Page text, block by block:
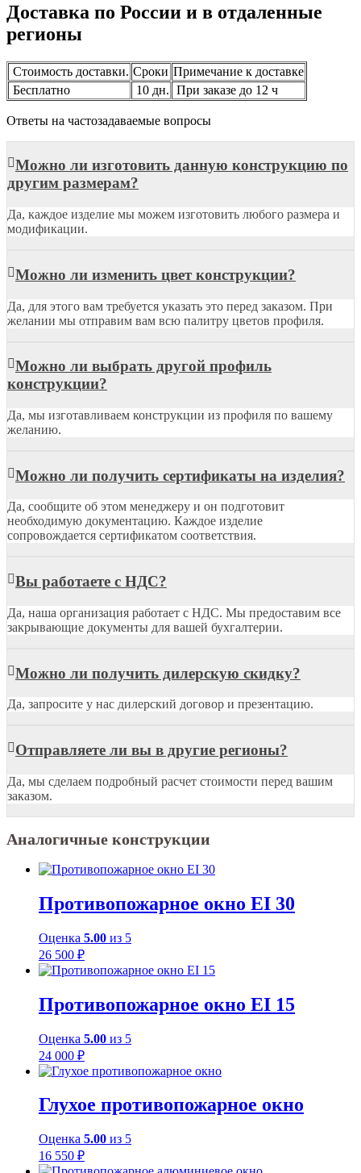
Доставка по России и в отдаленные
регионы
Стоимость доставки. Сроки Примечание к доставке
Бесплатно
10 дн. При заказе до 12 ч
Ответы на частозадаваемые вопросы
Можно ли изготовить данную конструкцию по
другим размерам?
Да, каждое изделие мы можем изготовить любого размера и
модификации.
Можно ли изменить цвет конструкции?
Да, для этого вам требуется указать это перед заказом. При
желании мы отправим вам всю палитру цветов профиля.
Можно ли выбрать другой профиль
конструкции?
Да, мы изготавливаем конструкции из профиля по вашему
желанию.
Можно ли получить сертификаты на изделия?
Да, сообщите об этом менеджеру и он подготовит
необходимую документацию. Каждое изделие
сопровождается сертификатом соответствия.
Вы работаете с НДС?
Да, наша организация работает с НДС. Мы предоставим все
закрывающие документы для вашей бухгалтерии.
Можно ли получить дилерскую скидку?
Да, запросите у нас дилерский договор и презентацию.
Отправляете ли вы в другие регионы?
Да, мы сделаем подробный расчет стоимости перед вашим
заказом.
Аналогичные конструкции
Противопожарное окно EI 30
Оценка 5.00 из 5
26 500 ₽
Противопожарное окно EI 15
Оценка 5.00 из 5
24 000 ₽
Глухое противопожарное окно
Оценка 5.00 из 5
16 550 ₽